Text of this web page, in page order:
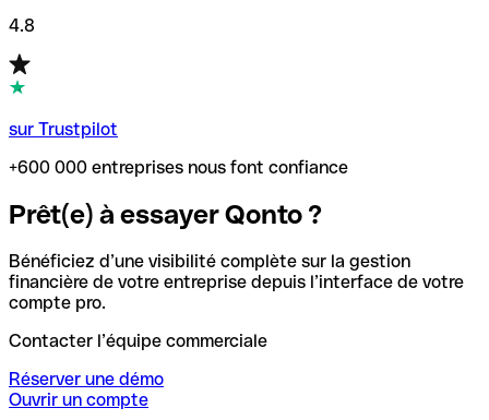
4.8
sur Trustpilot
+600 000 entreprises nous font confiance
Prêt(e) à essayer Qonto ?
Bénéficiez d’une visibilité complète sur la gestion
financière de votre entreprise depuis l’interface de votre
compte pro.
Contacter l’équipe commerciale
Réserver une démo
Ouvrir un compte